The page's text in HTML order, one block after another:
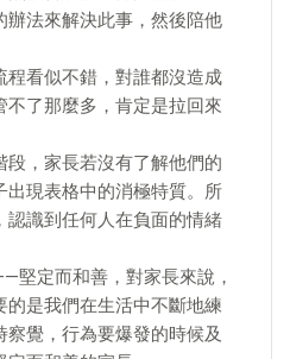
辦法來解決此事，然後陪他
程看似不錯，對誰都沒造成
了那麼多，肯定是拉回來
，家長若沒有了解他們的
出現表格中的消極特質。所
認識到任何人在負面的情緒
堅定而和善，對家長來說，
的是我們在生活中不斷地練
覺，行為要爆發的時候及